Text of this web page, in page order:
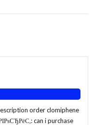
order clomiphene
can i purchase